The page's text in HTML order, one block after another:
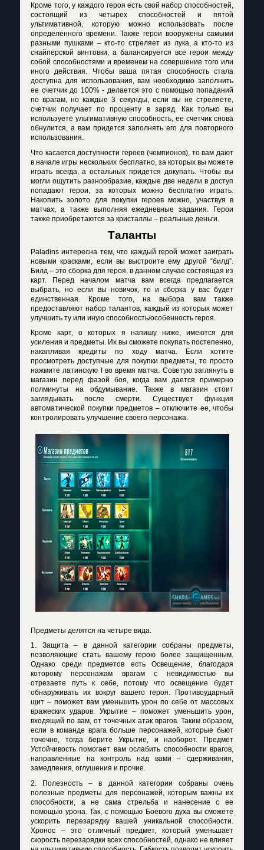
Кроме того, у каждого героя есть свой набор способностей,
состоящий из четырех способностей и пятой
ультимативной, которую можно использовать после
определенного времени. Также герои вооружены самыми
разными пушками – кто-то стреляет из лука, а кто-то из
снайперской винтовки, а балансируется все герои между
собой способностями и временем на совершение того или
иного действия. Чтобы ваша пятая способность стала
доступна для использования, вам необходимо заполнить
ее счетчик до 100% - делается это с помощью попаданий
по врагам, но каждые 3 секунды, если вы не стреляете,
счетчик получает по проценту в заряд. Как только вы
используете ультимативную способность, ее счетчик снова
обнулится, а вам придется заполнять его для повторного
использования.
Что касается доступности героев (чемпионов), то вам дают
в начале игры нескольких бесплатно, за которых вы можете
играть всегда, а остальных придется докупать. Чтобы вы
могли ощутить разнообразие, каждые две недели в доступ
попадают герои, за которых можно бесплатно играть.
Накопить золото для покупки героев можно, участвуя в
матчах, а также выполняя ежедневные задания. Герои
также приобретаются за кристаллы – реальные деньги.
Таланты
Paladins интересна тем, что каждый герой может заиграть
новыми красками, если вы выстроите ему другой “билд”.
Билд – это сборка для героя, в данном случае состоящая из
карт. Перед началом матча вам всегда предлагается
выбрать, но если вы новичок, то и сборка у вас будет
единственная. Кроме того, на выбора вам также
предоставляют набор талантов, каждый из которых может
улучшить ту или иную способность/особенность героя.
Кроме карт, о которых я напишу ниже, имеются для
усиления и предметы. Их вы сможете покупать постепенно,
накапливая кредиты по ходу матча. Если хотите
просмотреть доступные для покупки предметы, то просто
нажмите латинскую
во время матча. Советую заглянуть в
магазин перед фазой боя, когда вам дается примерно
полминуты на обдумывание. Также в магазин стоит
заглядывать после смерти. Существует функция
автоматической покупки предметов – отключите ее, чтобы
контролировать улучшение своего персонажа.
Предметы делятся на четыре вида.
1. Защита – в данной категории собраны предметы,
позволяющие стать вашему герою более защищенным.
Однако среди предметов есть Освещение, благодаря
которому персонажам врагам с невидимостью вы
отрезаете путь к себе, потому что освещение будет
обнаруживать их вокруг вашего героя. Противоударный
щит – поможет вам уменьшить урон по себе от массовых
вражеских ударов. Укрытие – поможет уменьшить урон,
входящий по вам, от точечных атак врагов. Таким образом,
если в команде врага больше персонажей, которые бьют
точечно, тогда берите Укрытие, и наоборот. Предмет
Устойчивость помогает вам ослабить способности врагов,
направленные на контроль над вами – сдерживания,
замедления, оглушения и прочие.
2. Полезность – в данной категории собраны очень
полезные предметы для персонажей, которым важны их
способности, а не сама стрельба и нанесение с ее
помощью урона. Так, с помощью Боевого духа вы сможете
ускорить перезарядку вашей уникальной способности.
Хронос – это отличный предмет, который уменьшает
скорость перезарядки всех способностей, однако не влияет